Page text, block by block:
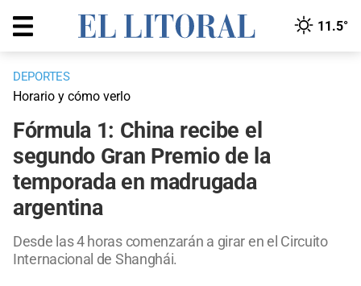
11.5°
DEPORTES
Horario y cómo verlo
Fórmula 1: China recibe el
segundo Gran Premio de la
temporada en madrugada
argentina
Desde las 4 horas comenzarán a girar en el Circuito
Internacional de Shanghái.